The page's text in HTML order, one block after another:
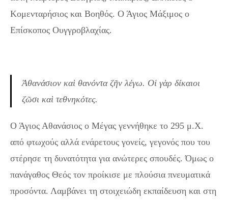
Κομενταρήσιος και Βοηθός. Ο Άγιος Μάξιμος ο
Επίσκοπος Ουγγροβλαχίας.
Ἀθανάσιον καὶ θανόντα ζῆν λέγω. Οἱ γὰρ δίκαιοι
ζῶσι καὶ τεθνηκότες.
Ο Άγιος Αθανάσιος ο Μέγας γεννήθηκε το 295 μ.Χ.
από φτωχούς αλλά ενάρετους γονείς, γεγονός που του
στέρησε τη δυνατότητα για ανώτερες σπουδές. Όμως ο
πανάγαθος Θεός τον προίκισε με πλούσια πνευματικά
προσόντα. Λαμβάνει τη στοιχειώδη εκπαίδευση και στη